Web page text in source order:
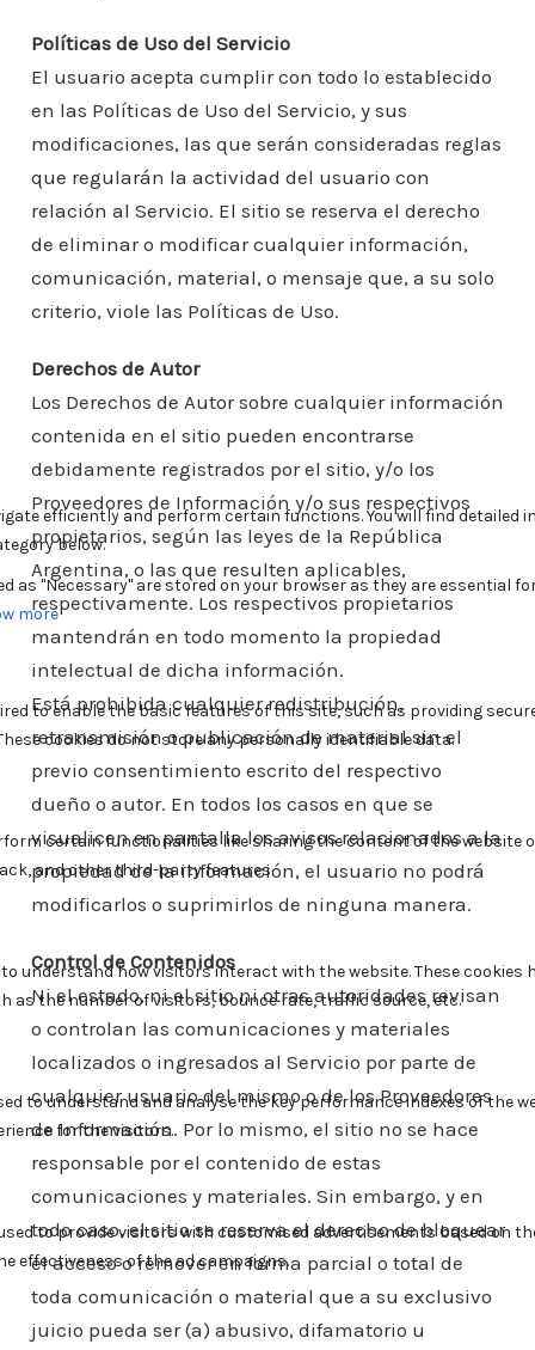
Políticas de Uso del Servicio
El usuario acepta cumplir con todo lo establecido
en las Políticas de Uso del Servicio, y sus
modificaciones, las que serán consideradas reglas
que regularán la actividad del usuario con
relación al Servicio. El sitio se reserva el derecho
de eliminar o modificar cualquier información,
comunicación, material, o mensaje que, a su solo
criterio, viole las Políticas de Uso.
Derechos de Autor
Los Derechos de Autor sobre cualquier información
contenida en el sitio pueden encontrarse
debidamente registrados por el sitio, y/o los
Proveedores de Información y/o sus respectivos
propietarios, según las leyes de la República
Argentina, o las que resulten aplicables,
respectivamente. Los respectivos propietarios
mantendrán en todo momento la propiedad
intelectual de dicha información.
Está prohibida cualquier redistribución,
retransmisión o publicación de material sin el
previo consentimiento escrito del respectivo
dueño o autor. En todos los casos en que se
visualicen en pantalla los avisos relacionados a la
propiedad de la información, el usuario no podrá
modificarlos o suprimirlos de ninguna manera.
Control de Contenidos
Ni el estado, ni el sitio ni otras autoridades revisan
o controlan las comunicaciones y materiales
localizados o ingresados al Servicio por parte de
cualquier usuario del mismo o de los Proveedores
de Información. Por lo mismo, el sitio no se hace
responsable por el contenido de estas
comunicaciones y materiales. Sin embargo, y en
todo caso, el sitio se reserva el derecho de bloquear
el acceso o remover en forma parcial o total de
toda comunicación o material que a su exclusivo
juicio pueda ser (a) abusivo, difamatorio u